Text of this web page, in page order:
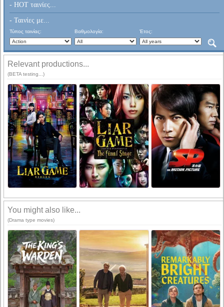
- HOT ταινίες...
- Ταινίες με...
Τύπος ταινίας: Βαθμολογία: Έτος:
Relevant productions...
(BETA testing...)
You might also like...
(Drama type movies)